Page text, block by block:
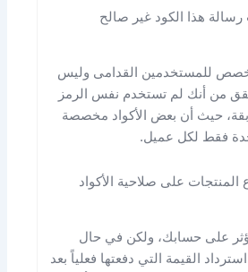
رسالة هذا الكود غير صالح
للمستخدمين القدامى وليس
من أنك لم تستخدم نفس الرمز
حيث أن بعض الأكواد مخصصة
فقط لكل عميل.
المنتجات على صلاحية الأكواد
يؤثر على حسابك، ولكن في حال
القيمة التي دفعتها فعلياً بعد